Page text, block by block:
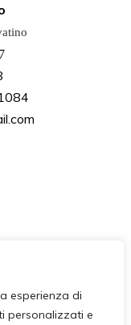
esperienza di
personalizzati e